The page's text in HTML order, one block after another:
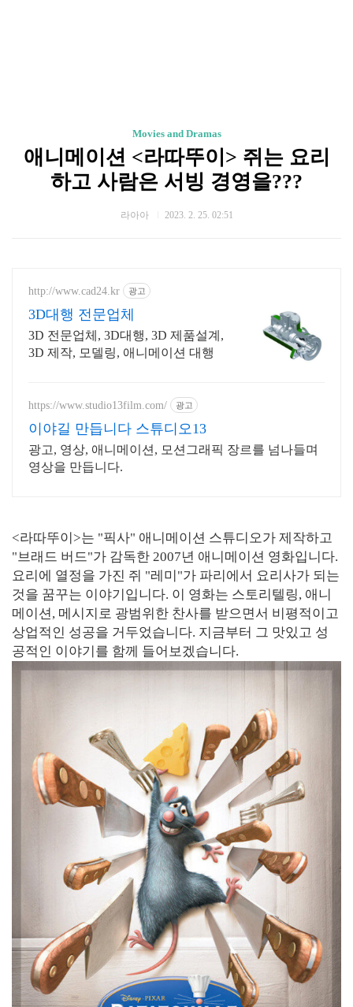
Movies and Dramas
애니메이션 <라따뚜이> 쥐는 요리
하고 사람은 서빙 경영을???
라아아 2023. 2. 25. 02:51
http://www.cad24.kr 광고
3D대행 전문업체
3D 전문업체, 3D대행, 3D 제품설계,
3D 제작, 모델링, 애니메이션 대행
https://www.studio13film.com/ 광고
이야길 만듭니다 스튜디오13
광고, 영상, 애니메이션, 모션그래픽 장르를 넘나들며
영상을 만듭니다.
<라따뚜이>는 "픽사" 애니메이션 스튜디오가 제작하고
"브래드 버드"가 감독한 2007년 애니메이션 영화입니다.
요리에 열정을 가진 쥐 "레미"가 파리에서 요리사가 되는
것을 꿈꾸는 이야기입니다. 이 영화는 스토리텔링, 애니
메이션, 메시지로 광범위한 찬사를 받으면서 비평적이고
상업적인 성공을 거두었습니다. 지금부터 그 맛있고 성
공적인 이야기를 함께 들어보겠습니다.